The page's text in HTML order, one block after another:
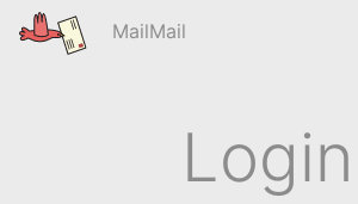
MailMail
Login